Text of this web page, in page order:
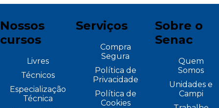
Nossos
cursos
Livres
Técnicos
Especialização
Técnica
Serviços
Compra
Segura
Política de
Privacidade
Política de
Cookies
Sobre o
Senac
Quem
Somos
Unidades e
Campi